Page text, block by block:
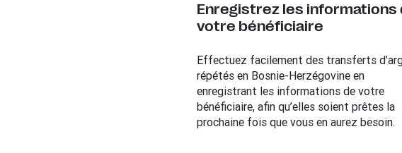
Enregistrez les informations
votre bénéficiaire
Effectuez facilement des transferts
répétés en Bosnie-Herzégovine en
enregistrant les informations de votre
bénéficiaire, afin qu’elles soient prêtes la
prochaine fois que vous en aurez besoin.